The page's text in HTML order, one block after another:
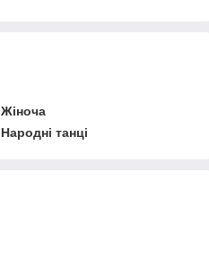
Жіноча
Народні танці